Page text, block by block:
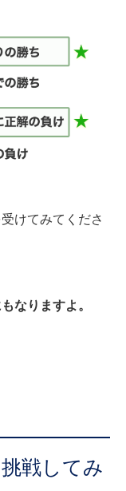
けてみてくださ
なりますよ。
戦してみ